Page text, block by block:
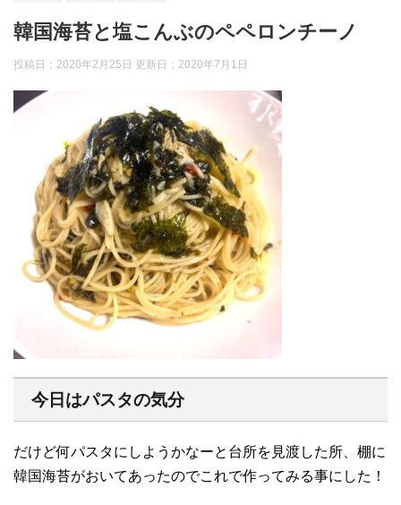
韓国海苔と塩こんぶのペペロンチーノ
投稿日：2020年2月25日 更新日： 2020年7月1日
今日はパスタの気分
だけど何パスタにしようかなーと台所を見渡した所、棚に
韓国海苔がおいてあったのでこれで作ってみる事にした！